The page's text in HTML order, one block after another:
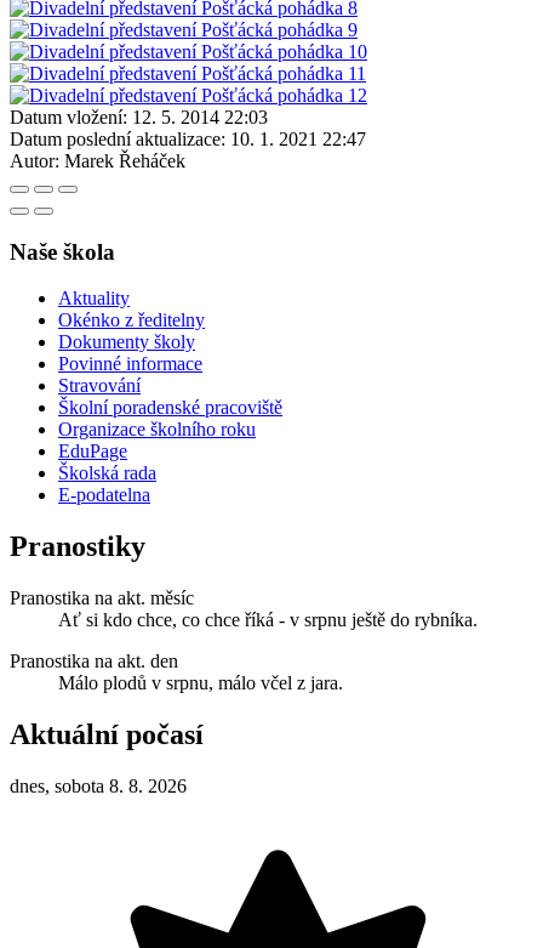
Datum vložení: 12. 5. 2014 22:03
Datum poslední aktualizace: 10. 1. 2021 22:47
Autor: Marek Řeháček
Naše škola
Aktuality
Okénko z ředitelny
Dokumenty školy
Povinné informace
Stravování
Školní poradenské pracoviště
Organizace školního roku
EduPage
Školská rada
E-podatelna
Pranostiky
Pranostika na akt. měsíc
Ať si kdo chce, co chce říká - v srpnu ještě do rybníka.
Pranostika na akt. den
Málo plodů v srpnu, málo včel z jara.
Aktuální počasí
dnes, sobota 8. 8. 2026